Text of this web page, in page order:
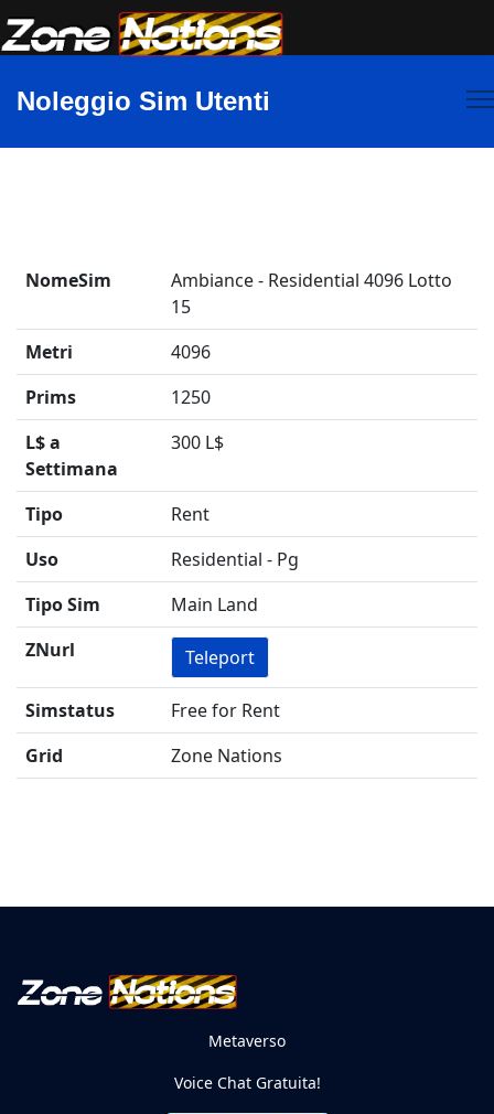
Noleggio Sim Utenti
NomeSim
Ambiance - Residential 4096 Lotto
15
Metri
4096
Prims
1250
L$ a
Settimana
300 L$
Tipo
Rent
Uso
Residential - Pg
Tipo Sim
Main Land
ZNurl
Teleport
Simstatus
Free for Rent
Grid
Zone Nations
Metaverso
Voice Chat Gratuita!